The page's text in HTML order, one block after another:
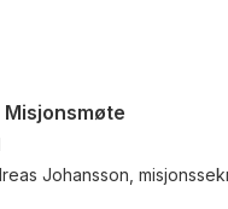
Johansson,